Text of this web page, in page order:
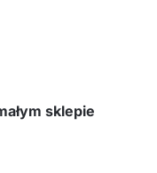
sklepie